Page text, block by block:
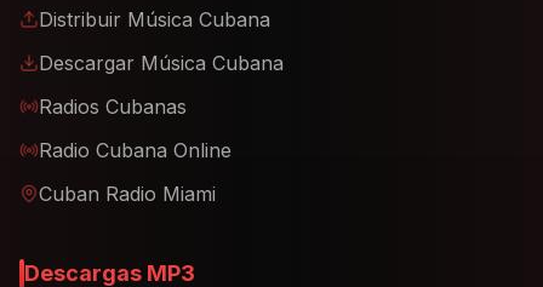
Distribuir Música Cubana
Descargar Música Cubana
Radios Cubanas
Radio Cubana Online
Cuban Radio Miami
Descargas MP3